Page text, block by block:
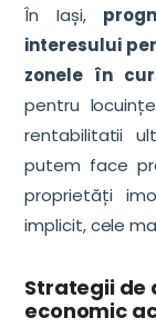
În Iași,
interesului
zonele în
pentru
rentabilitatii
putem face
proprietăți
implicit, cele
Strategii de
economic